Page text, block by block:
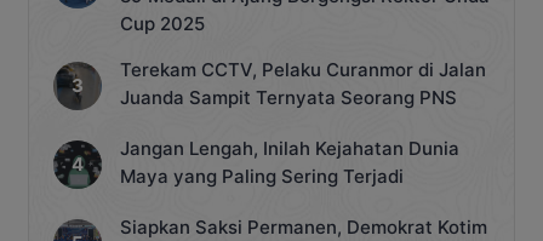
Cup 2025
Terekam CCTV, Pelaku Curanmor di Jalan
Juanda Sampit Ternyata Seorang PNS
Jangan Lengah, Inilah Kejahatan Dunia
Maya yang Paling Sering Terjadi
Siapkan Saksi Permanen, Demokrat Kotim